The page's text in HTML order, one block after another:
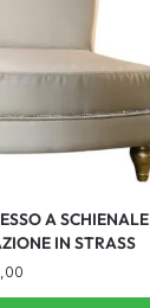
A SCHIENALE
IN STRASS